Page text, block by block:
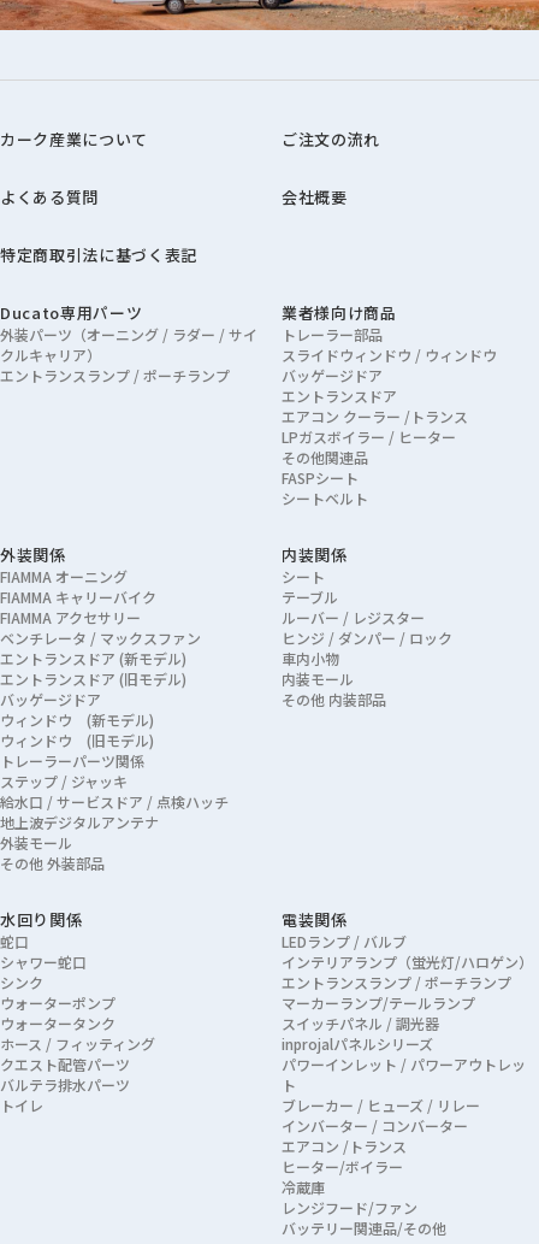
カーク産業について ご注文の流れ
よくある質問 会社概要
特定商取引法に基づく表記
Ducato専用パーツ
外装パーツ（オーニング / ラダー / サイ
クルキャリア）
エントランスランプ / ポーチランプ
業者様向け商品
トレーラー部品
スライドウィンドウ / ウィンドウ
バッゲージドア
エントランスドア
エアコン クーラー /トランス
LPガスボイラー / ヒーター
その他関連品
FASPシート
シートベルト
外装関係
FIAMMA オーニング
FIAMMA キャリーバイク
FIAMMA アクセサリー
ベンチレータ / マックスファン
エントランスドア (新モデル)
エントランスドア (旧モデル)
バッゲージドア
ウィンドウ (新モデル)
ウィンドウ (旧モデル)
トレーラーパーツ関係
ステップ / ジャッキ
給水口 / サービスドア / 点検ハッチ
地上波デジタルアンテナ
外装モール
その他 外装部品
内装関係
シート
テーブル
ルーバー / レジスター
ヒンジ / ダンパー / ロック
車内小物
内装モール
その他 内装部品
水回り関係
蛇口
シャワー蛇口
シンク
ウォーターポンプ
ウォータータンク
ホース / フィッティング
クエスト配管パーツ
バルテラ排水パーツ
トイレ
電装関係
LEDランプ / バルブ
インテリアランプ（蛍光灯/ハロゲン）
エントランスランプ / ポーチランプ
マーカーランプ/テールランプ
スイッチパネル / 調光器
inprojalパネルシリーズ
パワーインレット / パワーアウトレッ
ト
ブレーカー / ヒューズ / リレー
インバーター / コンバーター
エアコン /トランス
ヒーター/ボイラー
冷蔵庫
レンジフード/ファン
バッテリー関連品/その他